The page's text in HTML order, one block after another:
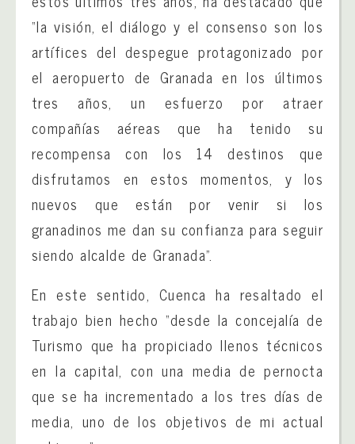
“la visión, el diálogo y el consenso son los
artífices del despegue protagonizado por
el aeropuerto de Granada en los últimos
tres años, un esfuerzo por atraer
compañías aéreas que ha tenido su
recompensa con los 14 destinos que
disfrutamos en estos momentos, y los
nuevos que están por venir si los
granadinos me dan su confianza para seguir
siendo alcalde de Granada”.
En este sentido, Cuenca ha resaltado el
trabajo bien hecho “desde la concejalía de
Turismo que ha propiciado llenos técnicos
en la capital, con una media de pernocta
que se ha incrementado a los tres días de
media, uno de los objetivos de mi actual